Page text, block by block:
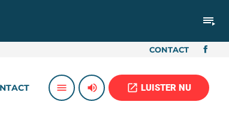
playlist_play
CONTACT
menu volume_up open_in_new LUISTER NU